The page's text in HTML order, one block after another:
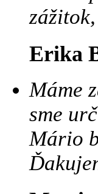
Erika
Máme
sme
Mário